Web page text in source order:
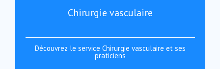
Chirurgie vasculaire
Découvrez le service Chirurgie vasculaire et ses
praticiens